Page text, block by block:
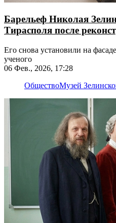
Барельеф Николая
Тирасполя после
Его снова установили на
ученого
06 Фев., 2026, 17:28
ОбществоМузей